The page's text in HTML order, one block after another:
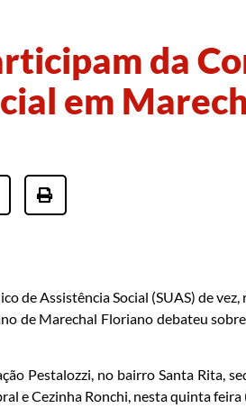
da
em
de Assistência Social (SUAS) de
de Marechal Floriano debateu
Pestalozzi, no bairro Santa Rita,
e Cezinha Ronchi, nesta quinta feira